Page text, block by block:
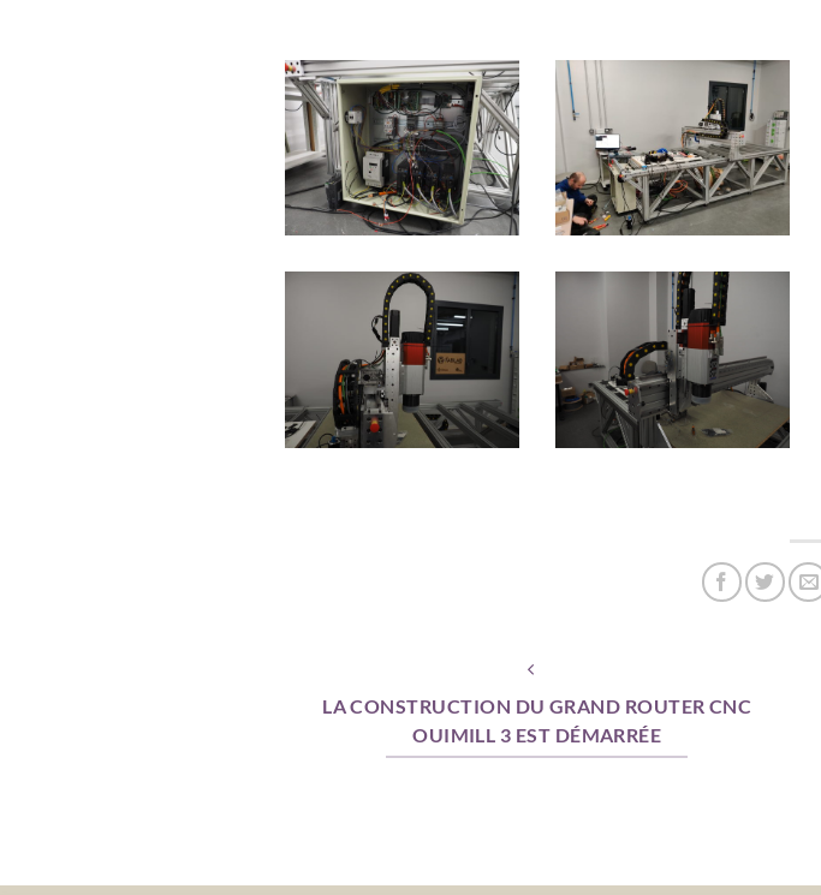
LA CONSTRUCTION DU GRAND ROUTER CNC
OUIMILL 3 EST DÉMARRÉE